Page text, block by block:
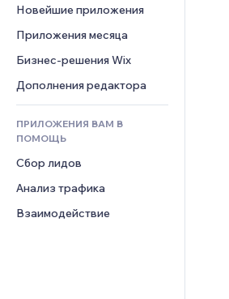
Складские услуги
Еда и напитки
PDF
Обмен файлами
Новости
Баннеры и значки
Калькуляторы
Погода
Графики и таблицы
Чат
Комментарии
Телефон
Сообщество
Отзывы и комментарии
Управление отношениями с
клиентом (CRM)
Новейшие приложения
Приложения месяца
Бизнес-решения Wix
Дополнения редактора
ПРИЛОЖЕНИЯ ВАМ В
ПОМОЩЬ
Сбор лидов
Анализ трафика
Взаимодействие